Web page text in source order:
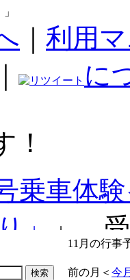
利用
に
！
乗車体
」
」 受
広場「
11月の行事
前の月 ＜ 今